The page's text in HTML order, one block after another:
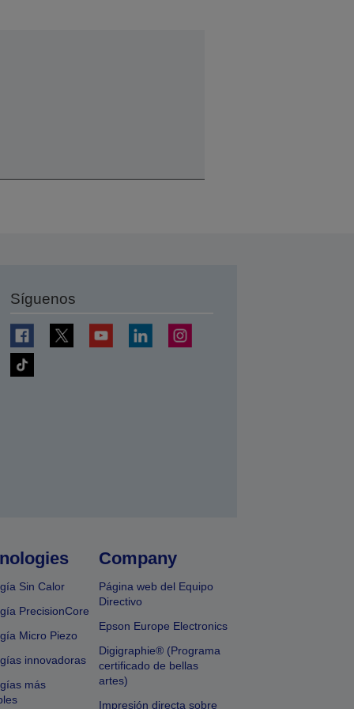
Síguenos
Sin Calor
PrecisionCore
Micro Piezo
innovadoras
más
Company
Página web del Equipo
Directivo
Epson Europe Electronics
Digigraphie® (Programa
certificado de bellas
artes)
Impresión directa sobre